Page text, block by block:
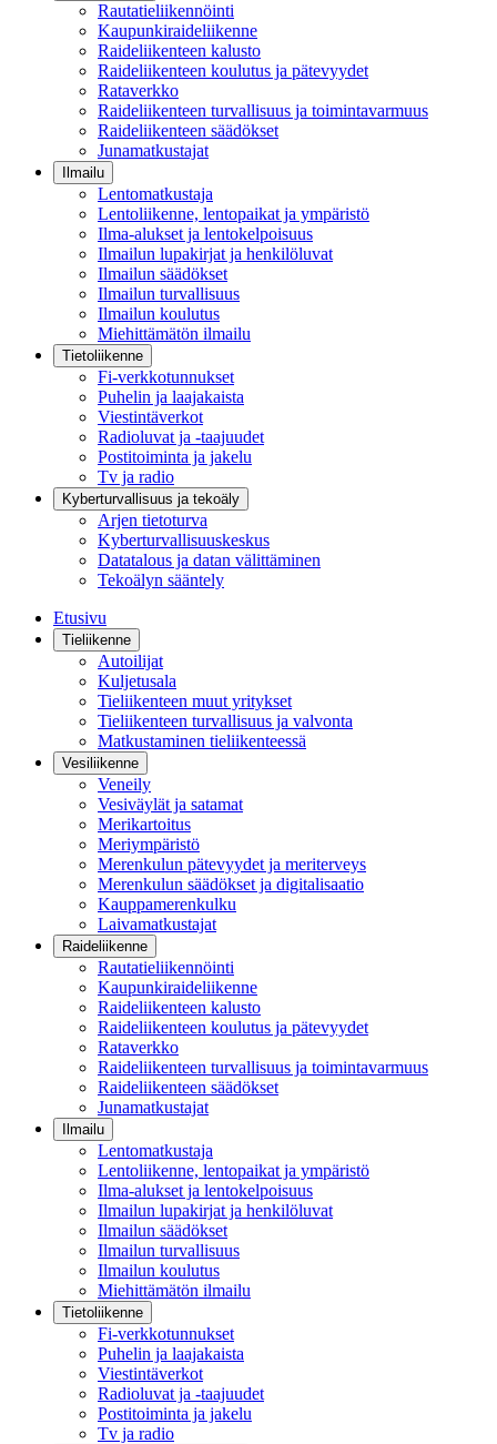
Rautatieliikennöinti
Kaupunkiraideliikenne
Raideliikenteen kalusto
Raideliikenteen koulutus ja pätevyydet
Rataverkko
Raideliikenteen turvallisuus ja toimintavarmuus
Raideliikenteen säädökset
Junamatkustajat
Ilmailu
Lentomatkustaja
Lentoliikenne, lentopaikat ja ympäristö
Ilma-alukset ja lentokelpoisuus
Ilmailun lupakirjat ja henkilöluvat
Ilmailun säädökset
Ilmailun turvallisuus
Ilmailun koulutus
Miehittämätön ilmailu
Tietoliikenne
Fi-verkkotunnukset
Puhelin ja laajakaista
Viestintäverkot
Radioluvat ja -taajuudet
Postitoiminta ja jakelu
Tv ja radio
Kyberturvallisuus ja tekoäly
Arjen tietoturva
Kyberturvallisuuskeskus
Datatalous ja datan välittäminen
Tekoälyn sääntely
Etusivu
Tieliikenne
Autoilijat
Kuljetusala
Tieliikenteen muut yritykset
Tieliikenteen turvallisuus ja valvonta
Matkustaminen tieliikenteessä
Vesiliikenne
Veneily
Vesiväylät ja satamat
Merikartoitus
Meriympäristö
Merenkulun pätevyydet ja meriterveys
Merenkulun säädökset ja digitalisaatio
Kauppamerenkulku
Laivamatkustajat
Raideliikenne
Rautatieliikennöinti
Kaupunkiraideliikenne
Raideliikenteen kalusto
Raideliikenteen koulutus ja pätevyydet
Rataverkko
Raideliikenteen turvallisuus ja toimintavarmuus
Raideliikenteen säädökset
Junamatkustajat
Ilmailu
Lentomatkustaja
Lentoliikenne, lentopaikat ja ympäristö
Ilma-alukset ja lentokelpoisuus
Ilmailun lupakirjat ja henkilöluvat
Ilmailun säädökset
Ilmailun turvallisuus
Ilmailun koulutus
Miehittämätön ilmailu
Tietoliikenne
Fi-verkkotunnukset
Puhelin ja laajakaista
Viestintäverkot
Radioluvat ja -taajuudet
Postitoiminta ja jakelu
Tv ja radio